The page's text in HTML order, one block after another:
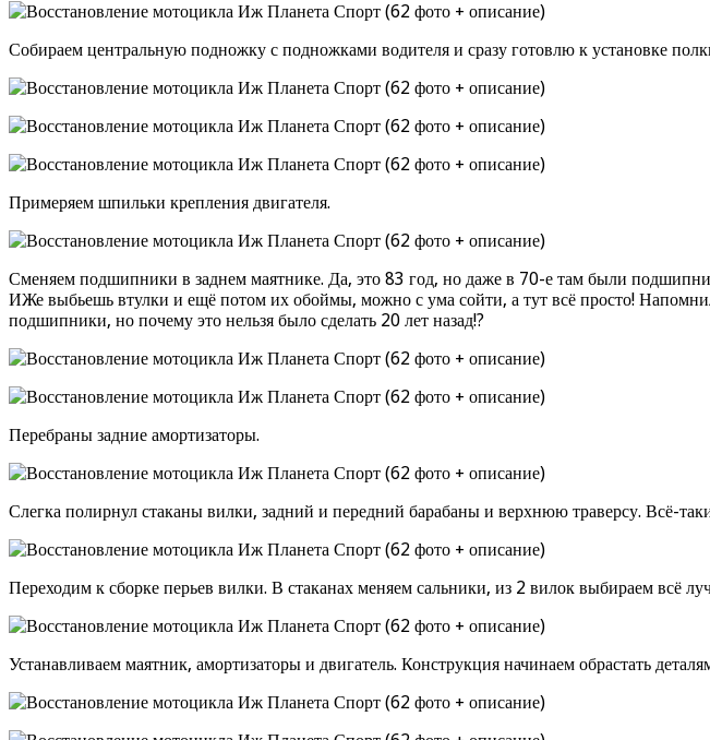
Собираем центральную подножку с подножками водителя и сразу готовлю к установке
Примеряем шпильки крепления двигателя.
Сменяем подшипники в заднем маятнике. Да, это 83 год, но даже в 70-е там были
ИЖе выбьешь втулки и ещё потом их обоймы, можно с ума сойти, а тут всё просто!
подшипники, но почему это нельзя было сделать 20 лет назад!?
Перебраны задние амортизаторы.
Слегка полирнул стаканы вилки, задний и передний барабаны и верхнюю траверсу. Всё-
Переходим к сборке перьев вилки. В стаканах меняем сальники, из 2 вилок выбираем всё
Устанавливаем маятник, амортизаторы и двигатель. Конструкция начинаем обрастать